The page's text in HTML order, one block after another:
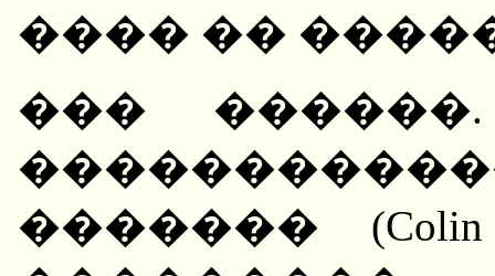
���� ��
���
�������